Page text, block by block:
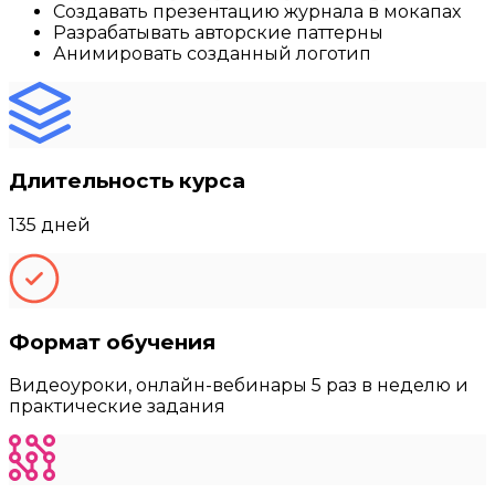
Создавать презентацию журнала в мокапах
Разрабатывать авторские паттерны
Анимировать созданный логотип
Длительность курса
135 дней
Формат обучения
Видеоуроки, онлайн-вебинары 5 раз в неделю и
практические задания